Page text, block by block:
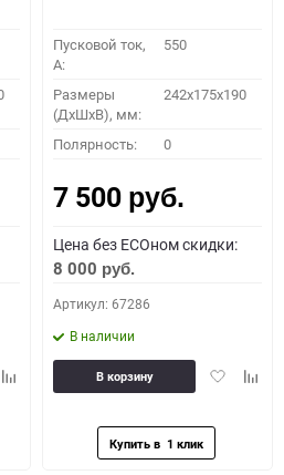
Добавить
Пусковой ток,
A:
550
Размеры
(ДхШхВ), мм:
242x175x190
Полярность: 0
7 500 руб.
Цена без ECOном скидки:
8 000 руб.
Артикул: 67286
В наличии
Добавить
В корзину